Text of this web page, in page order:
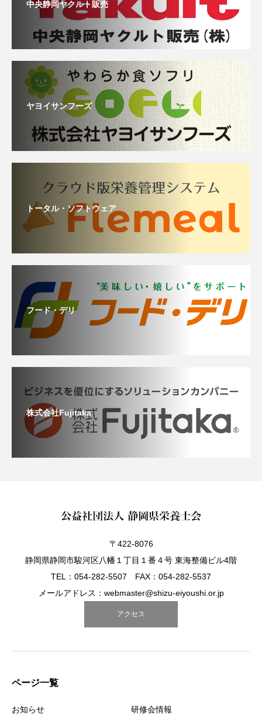
中央静岡ヤクルト販売
ヤヨイサンフーズ
トータル・ソフトウェア
フード・デリ
株式会社Fujitaka
〒422-8076
静岡県静岡市駿河区八幡１丁目１番４号 東海整備ビル4階
TEL：054-282-5507 FAX：054-282-5537
メールアドレス：webmaster@shizu-eiyoushi.or.jp
アクセス
ページ一覧
お知らせ 研修会情報